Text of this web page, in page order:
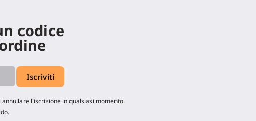
codice
l'iscrizione in qualsiasi momento.